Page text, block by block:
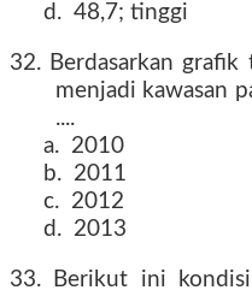
d. 48,7; tinggi
32. Berdasarkan grafik
menjadi kawasan
....
a. 2010
b. 2011
c. 2012
d. 2013
33. Berikut ini